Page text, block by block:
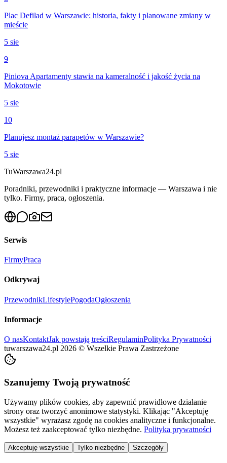
Plac Defilad w Warszawie: historia, fakty i planowane zmiany w
mieście
5 sie
9
Piniova Apartamenty stawia na kameralność i jakość życia na
Mokotowie
5 sie
10
Planujesz montaż parapetów w Warszawie?
5 sie
TuWarszawa24.pl
Poradniki, przewodniki i praktyczne informacje — Warszawa i nie
tylko. Firmy, praca, ogłoszenia.
Serwis
FirmyPraca
Odkrywaj
PrzewodnikLifestylePogodaOgłoszenia
Informacje
O nasKontaktJak powstają treściRegulaminPolityka Prywatności
tuwarszawa24.pl 2026 © Wszelkie Prawa Zastrzeżone
Szanujemy Twoją prywatność
Używamy plików cookies, aby zapewnić prawidłowe działanie
strony oraz tworzyć anonimowe statystyki. Klikając "Akceptuję
wszystkie" wyrażasz zgodę na cookies analityczne i funkcjonalne.
Możesz też zaakceptować tylko niezbędne. Polityka prywatności
Akceptuję wszystkie Tylko niezbędne Szczegóły